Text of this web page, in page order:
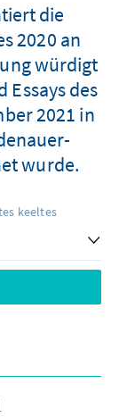
die
2020 an
würdigt
Essays des
2021 in
wurde.
keeltes